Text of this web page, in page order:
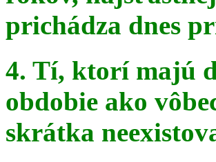
prichádza dnes
4. Tí, ktorí majú
obdobie ako
skrátka